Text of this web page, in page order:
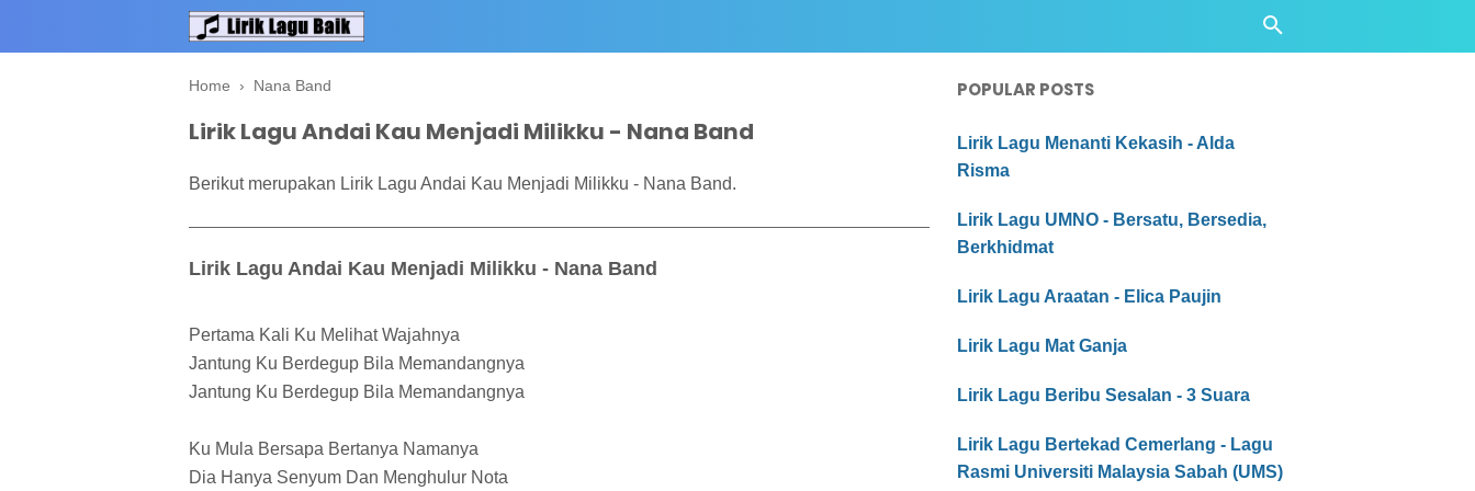
Home › Nana Band
Lirik Lagu Andai Kau Menjadi Milikku - Nana Band
Berikut merupakan Lirik Lagu Andai Kau Menjadi Milikku - Nana Band.
Lirik Lagu Andai Kau Menjadi Milikku - Nana Band
Pertama Kali Ku Melihat Wajahnya
Jantung Ku Berdegup Bila Memandangnya
Jantung Ku Berdegup Bila Memandangnya
Ku Mula Bersapa Bertanya Namanya
Dia Hanya Senyum Dan Menghulur Nota
POPULAR POSTS
Lirik Lagu Menanti Kekasih - Alda
Risma
Lirik Lagu UMNO - Bersatu, Bersedia,
Berkhidmat
Lirik Lagu Araatan - Elica Paujin
Lirik Lagu Mat Ganja
Lirik Lagu Beribu Sesalan - 3 Suara
Lirik Lagu Bertekad Cemerlang - Lagu
Rasmi Universiti Malaysia Sabah (UMS)